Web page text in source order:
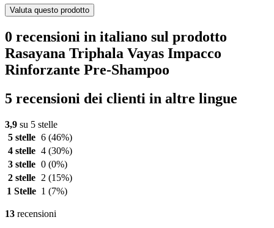
Valuta questo prodotto
0 recensioni in italiano sul prodotto
Rasayana Triphala Vayas Impacco
Rinforzante Pre-Shampoo
5 recensioni dei clienti in altre lingue
3,9 su 5 stelle
5 stelle 6 (46%)
4 stelle 4 (30%)
3 stelle 0 (0%)
2 stelle
2 (15%)
1 Stelle 1 (7%)
13 recensioni